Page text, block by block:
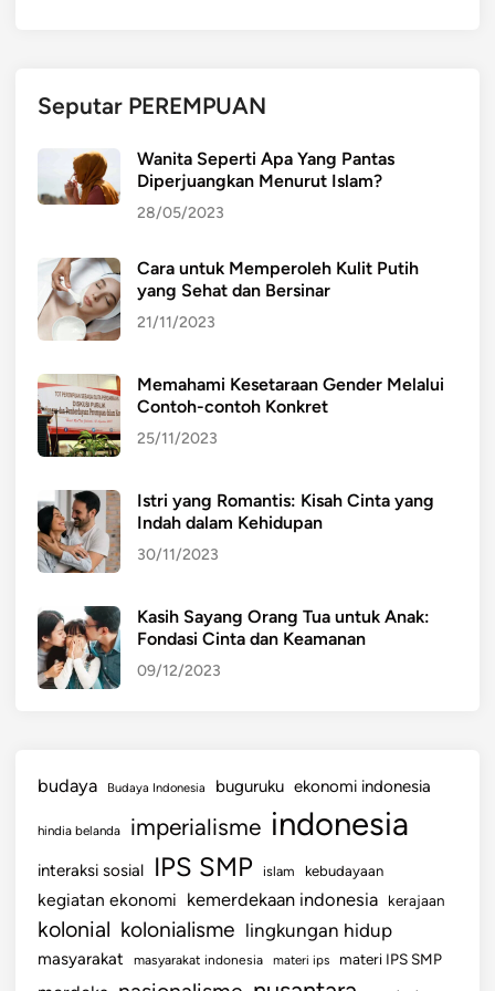
a
a
n
a
d
a
m
t
e
e
m
d
o
n
e
s
Seputar PEREMPUAN
Wanita Seperti Apa Yang Pantas
Diperjuangkan Menurut Islam?
28/05/2023
Cara untuk Memperoleh Kulit Putih
yang Sehat dan Bersinar
21/11/2023
Memahami Kesetaraan Gender Melalui
Contoh-contoh Konkret
25/11/2023
Istri yang Romantis: Kisah Cinta yang
Indah dalam Kehidupan
30/11/2023
Kasih Sayang Orang Tua untuk Anak:
Fondasi Cinta dan Keamanan
09/12/2023
budaya Budaya Indonesia buguruku ekonomi indonesia
hindia belanda imperialisme indonesia
interaksi sosial IPS SMP islam kebudayaan
kegiatan ekonomi kemerdekaan indonesia kerajaan
kolonial kolonialisme lingkungan hidup
masyarakat masyarakat indonesia materi ips materi IPS SMP